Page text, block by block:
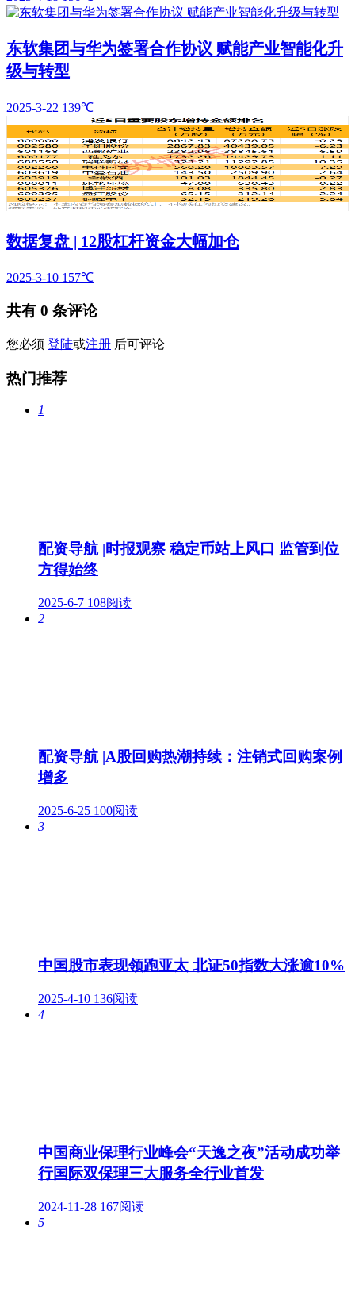
东软集团与华为签署合作协议 赋能产业智能化升
级与转型
2025-3-22 139℃
数据复盘 | 12股杠杆资金大幅加仓
2025-3-10 157℃
共有 0 条评论
您必须 登陆或注册 后可评论
热门推荐
1
配资导航 |时报观察 ​稳定币站上风口 监管到位
方得始终
2025-6-7 108阅读
2
配资导航 |A股回购热潮持续：注销式回购案例
增多
2025-6-25 100阅读
3
中国股市表现领跑亚太 北证50指数大涨逾10%
2025-4-10 136阅读
4
中国商业保理行业峰会“天逸之夜”活动成功举
行国际双保理三大服务全行业首发
2024-11-28 167阅读
5